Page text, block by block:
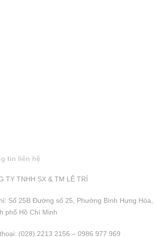
tin liên hệ
TY TNHH SX & TM LÊ TRÍ
Số 25B Đường số 25, Phường Bình Hưng Hòa,
phố Hồ Chí Minh
(028) 2213 2156 – 0986 977 969